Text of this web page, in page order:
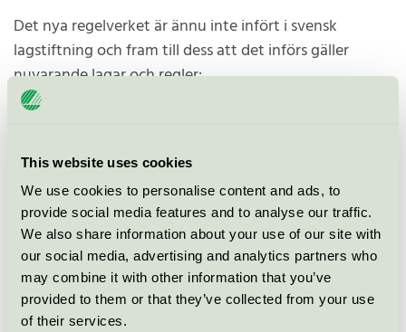
This website uses cookies
We use cookies to personalise content and ads, to
provide social media features and to analyse our traffic.
We also share information about your use of our site with
our social media, advertising and analytics partners who
may combine it with other information that you’ve
provided to them or that they’ve collected from your use
of their services.
Det nya regelverket är ännu inte infört i svensk
lagstiftning och fram till dess att det införs gäller
nuvarande lagar och regler:
Gäller för stora svenska företag och koncerner av
allmänintresse (banker, försäkringsbolag och
börsnoterade bolag) med fler än 500 anställda och
som antingen har mer än 280 miljoner kronor i
balansomslutning eller 550 miljoner kronor i
nettoomsättning.